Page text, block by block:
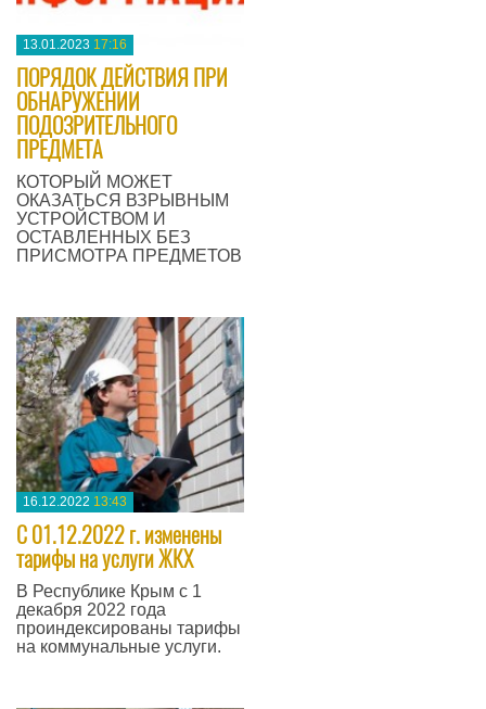
13.01.2023 17:16
ПОРЯДОК ДЕЙСТВИЯ ПРИ
ОБНАРУЖЕНИИ
ПОДОЗРИТЕЛЬНОГО
ПРЕДМЕТА
КОТОРЫЙ МОЖЕТ
ОКАЗАТЬСЯ ВЗРЫВНЫМ
УСТРОЙСТВОМ И
ОСТАВЛЕННЫХ БЕЗ
ПРИСМОТРА ПРЕДМЕТОВ
16.12.2022 13:43
С 01.12.2022 г. изменены
тарифы на услуги ЖКХ
В Республике Крым с 1
декабря 2022 года
проиндексированы тарифы
на коммунальные услуги.